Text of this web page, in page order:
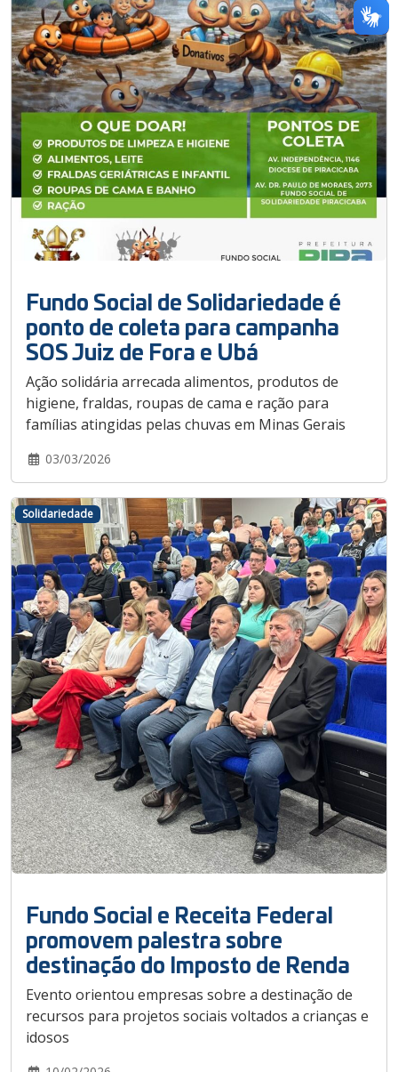
Fundo Social de Solidariedade é
ponto de coleta para campanha
SOS Juiz de Fora e Ubá
Ação solidária arrecada alimentos, produtos de
higiene, fraldas, roupas de cama e ração para
famílias atingidas pelas chuvas em Minas Gerais
03/03/2026
Fundo Social e Receita Federal
promovem palestra sobre
destinação do Imposto de Renda
Evento orientou empresas sobre a destinação de
recursos para projetos sociais voltados a crianças e
idosos
Solidariedade